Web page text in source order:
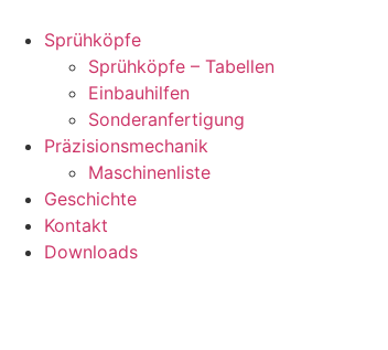
Inhalt
springen
Sprühköpfe
Sprühköpfe – Tabellen
Einbauhilfen
Sonderanfertigung
Präzisionsmechanik
Maschinenliste
Geschichte
Kontakt
Downloads